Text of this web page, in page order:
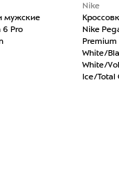
мужские
6 Pro
Nike
Nike
Premium
White/
White/
Ice/Total